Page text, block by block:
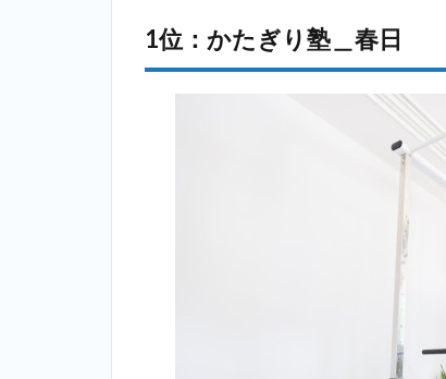
4位：
エク
1位：かたぎり塾＿春日